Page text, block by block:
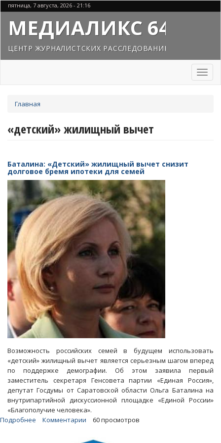
Перейти
к
основному
содержанию
пятница, 7 августа, 2026 - 21:16
МЕДИАЛИКС 64
ЦЕНТР ЖУРНАЛИСТСКИХ РАССЛЕДОВАНИЙ
Toggle
здесь
Главная
«детский» жилищный вычет
Баталина: «Детский» жилищный вычет снизит
долговое бремя ипотеки для семей
Возможность российских семей в будущем использовать
«детский» жилищный вычет является серьезным шагом вперед
по поддержке демографии. Об этом заявила первый
заместитель секретаря Генсовета партии «Единая Россия»,
депутат Госдумы от Саратовской области Ольга Баталина на
внутрипартийной дискуссионной площадке «Единой России»
«Благополучие человека».
Подробнее
Комментарии 60 просмотров